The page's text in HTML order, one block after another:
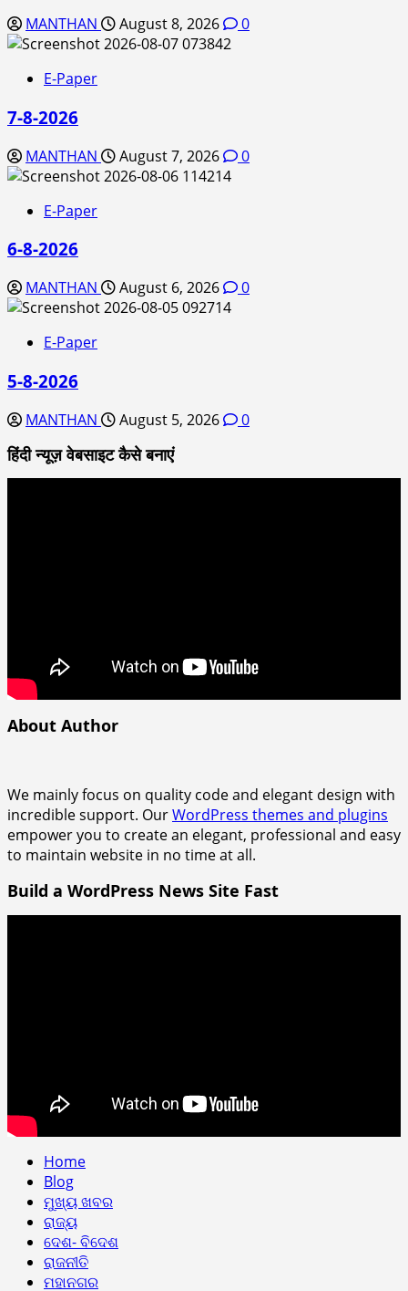
MANTHAN August 8, 2026 0
E-Paper
7-8-2026
MANTHAN August 7, 2026 0
E-Paper
6-8-2026
MANTHAN August 6, 2026 0
E-Paper
5-8-2026
MANTHAN August 5, 2026 0
हिंदी न्यूज़ वेबसाइट कैसे बनाएं
About Author
We mainly focus on quality code and elegant design with
incredible support. OurWordPress themes and plugins
empower you to create an elegant, professional and easy
to maintain website in no time at all.
Build a WordPress News Site Fast
Home
Blog
ମୁଖ୍ୟ ଖବର
ରାଜ୍ୟ
ଦେଶ- ବିଦେଶ
ରାଜନୀତି
ମହାନଗର